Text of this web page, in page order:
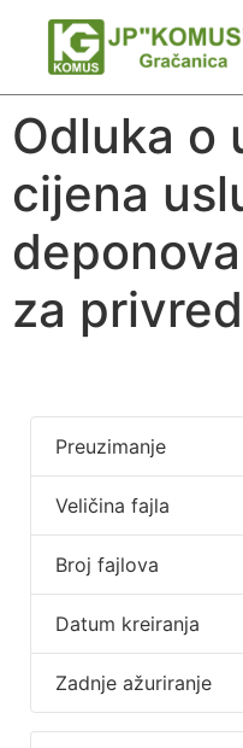
Odluka o
cijena
za
Preuzimanje
Veličina fajla
Broj fajlova
Datum kreiranja
Zadnje ažuriranje